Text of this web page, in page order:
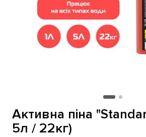
Активна піна
5л / 22кг)